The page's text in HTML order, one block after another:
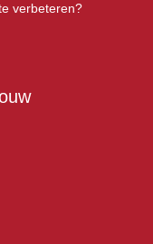
verbeteren?